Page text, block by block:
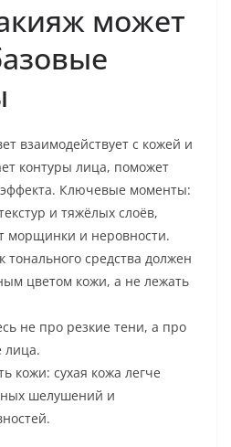
может
взаимодействует с кожей и
контуры лица, поможет
Ключевые моменты:
и тяжёлых слоёв,
морщинки и неровности.
средства должен
цветом кожи, а не лежать
не про резкие тени, а про
лица.
кожи: сухая кожа легче
шелушений и